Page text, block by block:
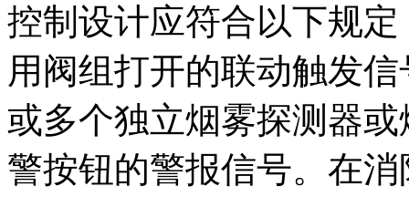
控制设计应符合以下规
用阀组打开的联动触发
或多个独立烟雾探测器
警按钮的警报信号。在消